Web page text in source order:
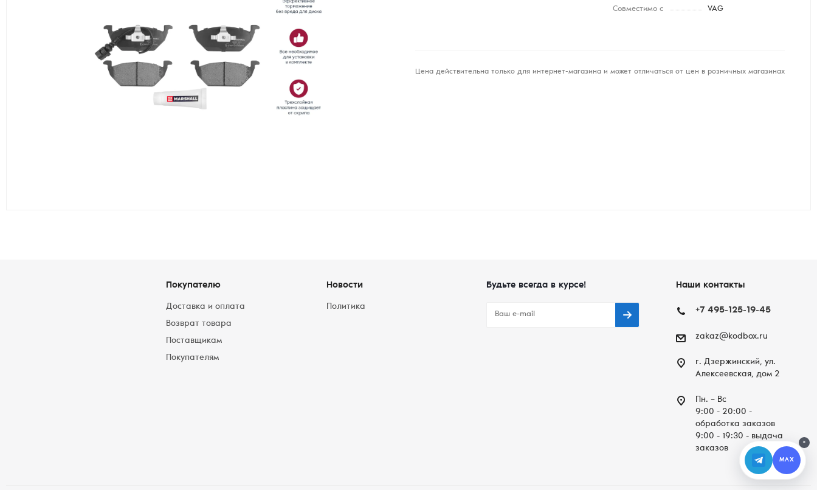
Совместимо с VAG
Цена действительна только для интернет-магазина и может отличаться от цен в розничных магазинах
Покупателю
Доставка и оплата
Возврат товара
Поставщикам
Покупателям
Новости
Политика
Будьте всегда в курсе! Наши контакты
+7 495-125-19-45
zakaz@kodbox.ru
г. Дзержинский, ул.
Алексеевская, дом 2
Пн. – Вc
9:00 - 20:00 -
обработка заказов
9:00 - 19:30 - выдача
заказов
×
MAX